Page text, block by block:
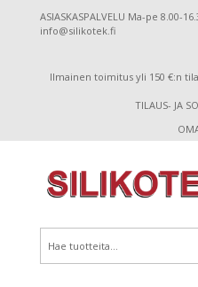
ASIASKASPALVELU Ma-pe 8.00-
info@silikotek.fi
Ilmainen toimitus yli 150 €:n
TILAUS- JA